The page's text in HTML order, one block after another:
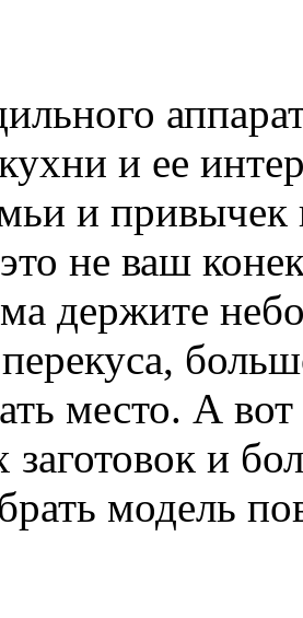
и ее
и
не ваш
держите
место. А
и
модель